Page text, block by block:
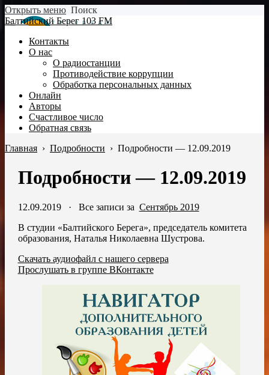
Открыть меню Поиск
Балтийский Берег 103 FM
Контакты
О нас
О радиостанции
Противодействие коррупции
Обработка персональных данных
Онлайн
Авторы
Счастливое число
Обратная связь
Главная › Подробности › Подробности — 12.09.2019
Подробности — 12.09.2019
12.09.2019· Все записи за Сентябрь 2019
В студии «Балтийского Берега», председатель комитета
образования, Наталья Николаевна Шустрова.
Скачать аудиофайл с нашего сервера
Прослушать в группе ВКонтакте